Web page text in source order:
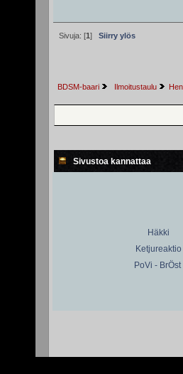
Sivuja: [1] Siirry ylös
BDSM-baari Ilmoitustaulu
Sivustoa kannattaa
Häkki
Ketjureaktio
PoVi - BrÖst